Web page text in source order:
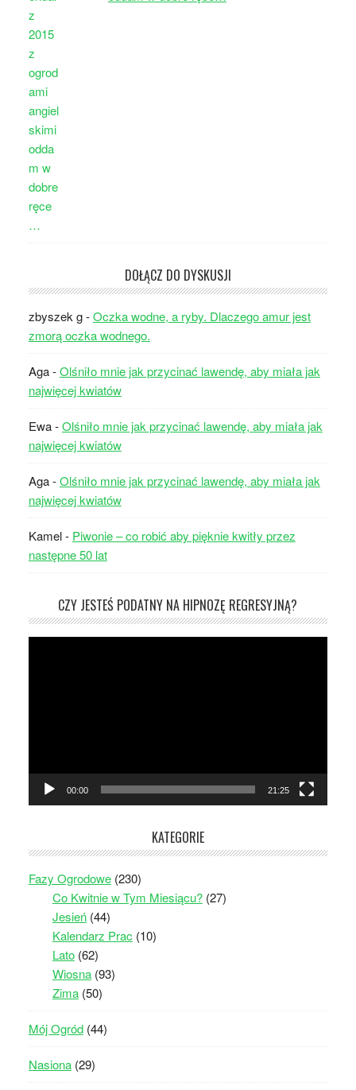
DOŁĄCZ DO DYSKUSJI
zbyszek g-Oczka wodne, a ryby. Dlaczego amur jest
zmorą oczka wodnego.
Aga-Olśniło mnie jak przycinać lawendę, aby miała jak
najwięcej kwiatów
Ewa-Olśniło mnie jak przycinać lawendę, aby miała jak
najwięcej kwiatów
Aga-Olśniło mnie jak przycinać lawendę, aby miała jak
najwięcej kwiatów
Kamel- Piwonie – co robić aby pięknie kwitły przez
następne 50 lat
CZY JESTEŚ PODATNY NA HIPNOZĘ REGRESYJNĄ?
00:00 21:25
KATEGORIE
Fazy Ogrodowe(230)
Co Kwitnie w Tym Miesiącu?(27)
Jesień(44)
Kalendarz Prac (10)
Lato(62)
Wiosna(93)
Zima(50)
Mój Ogród(44)
Nasiona(29)